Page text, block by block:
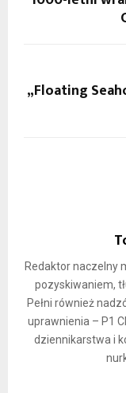
„Floating
Redaktor naczelny
pozyskiwaniem,
Pełni również
uprawnienia – P1
dziennikarstwa i